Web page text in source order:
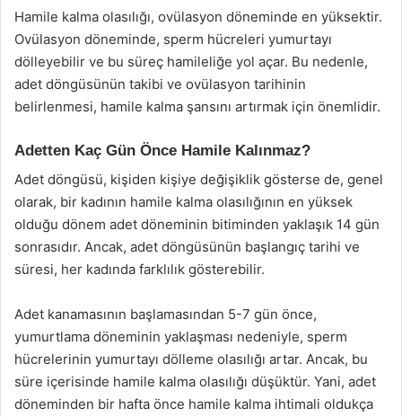
Hamile kalma olasılığı, ovülasyon döneminde en yüksektir.
Ovülasyon döneminde, sperm hücreleri yumurtayı
dölleyebilir ve bu süreç hamileliğe yol açar. Bu nedenle,
adet döngüsünün takibi ve ovülasyon tarihinin
belirlenmesi, hamile kalma şansını artırmak için önemlidir.
Adetten Kaç Gün Önce Hamile Kalınmaz?
Adet döngüsü, kişiden kişiye değişiklik gösterse de, genel
olarak, bir kadının hamile kalma olasılığının en yüksek
olduğu dönem adet döneminin bitiminden yaklaşık 14 gün
sonrasıdır. Ancak, adet döngüsünün başlangıç tarihi ve
süresi, her kadında farklılık gösterebilir.
Adet kanamasının başlamasından 5-7 gün önce,
yumurtlama döneminin yaklaşması nedeniyle, sperm
hücrelerinin yumurtayı dölleme olasılığı artar. Ancak, bu
süre içerisinde hamile kalma olasılığı düşüktür. Yani, adet
döneminden bir hafta önce hamile kalma ihtimali oldukça